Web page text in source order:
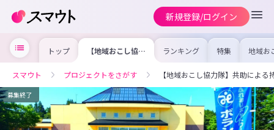
新規登録/ログイン
トップ 【地域おこし協力
隊】共助による持
りを一緒に取り組
んでくれる隊員大
募集！！
ランキング 特集 地域お
の求
を集め
事内容
を比較
合った
けよう
スマウト プロジェクトをさがす 【地域おこし協力隊】共助によ
募集終了